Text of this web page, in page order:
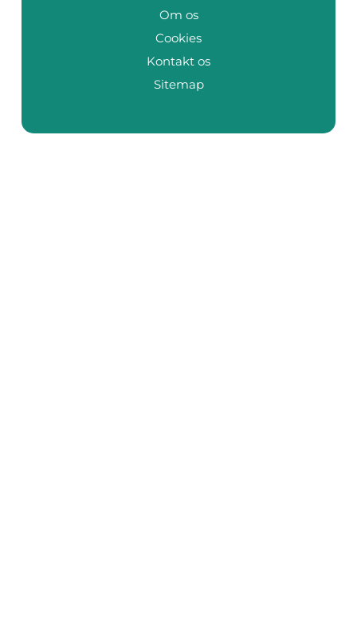
Om os
Cookies
Kontakt os
Sitemap